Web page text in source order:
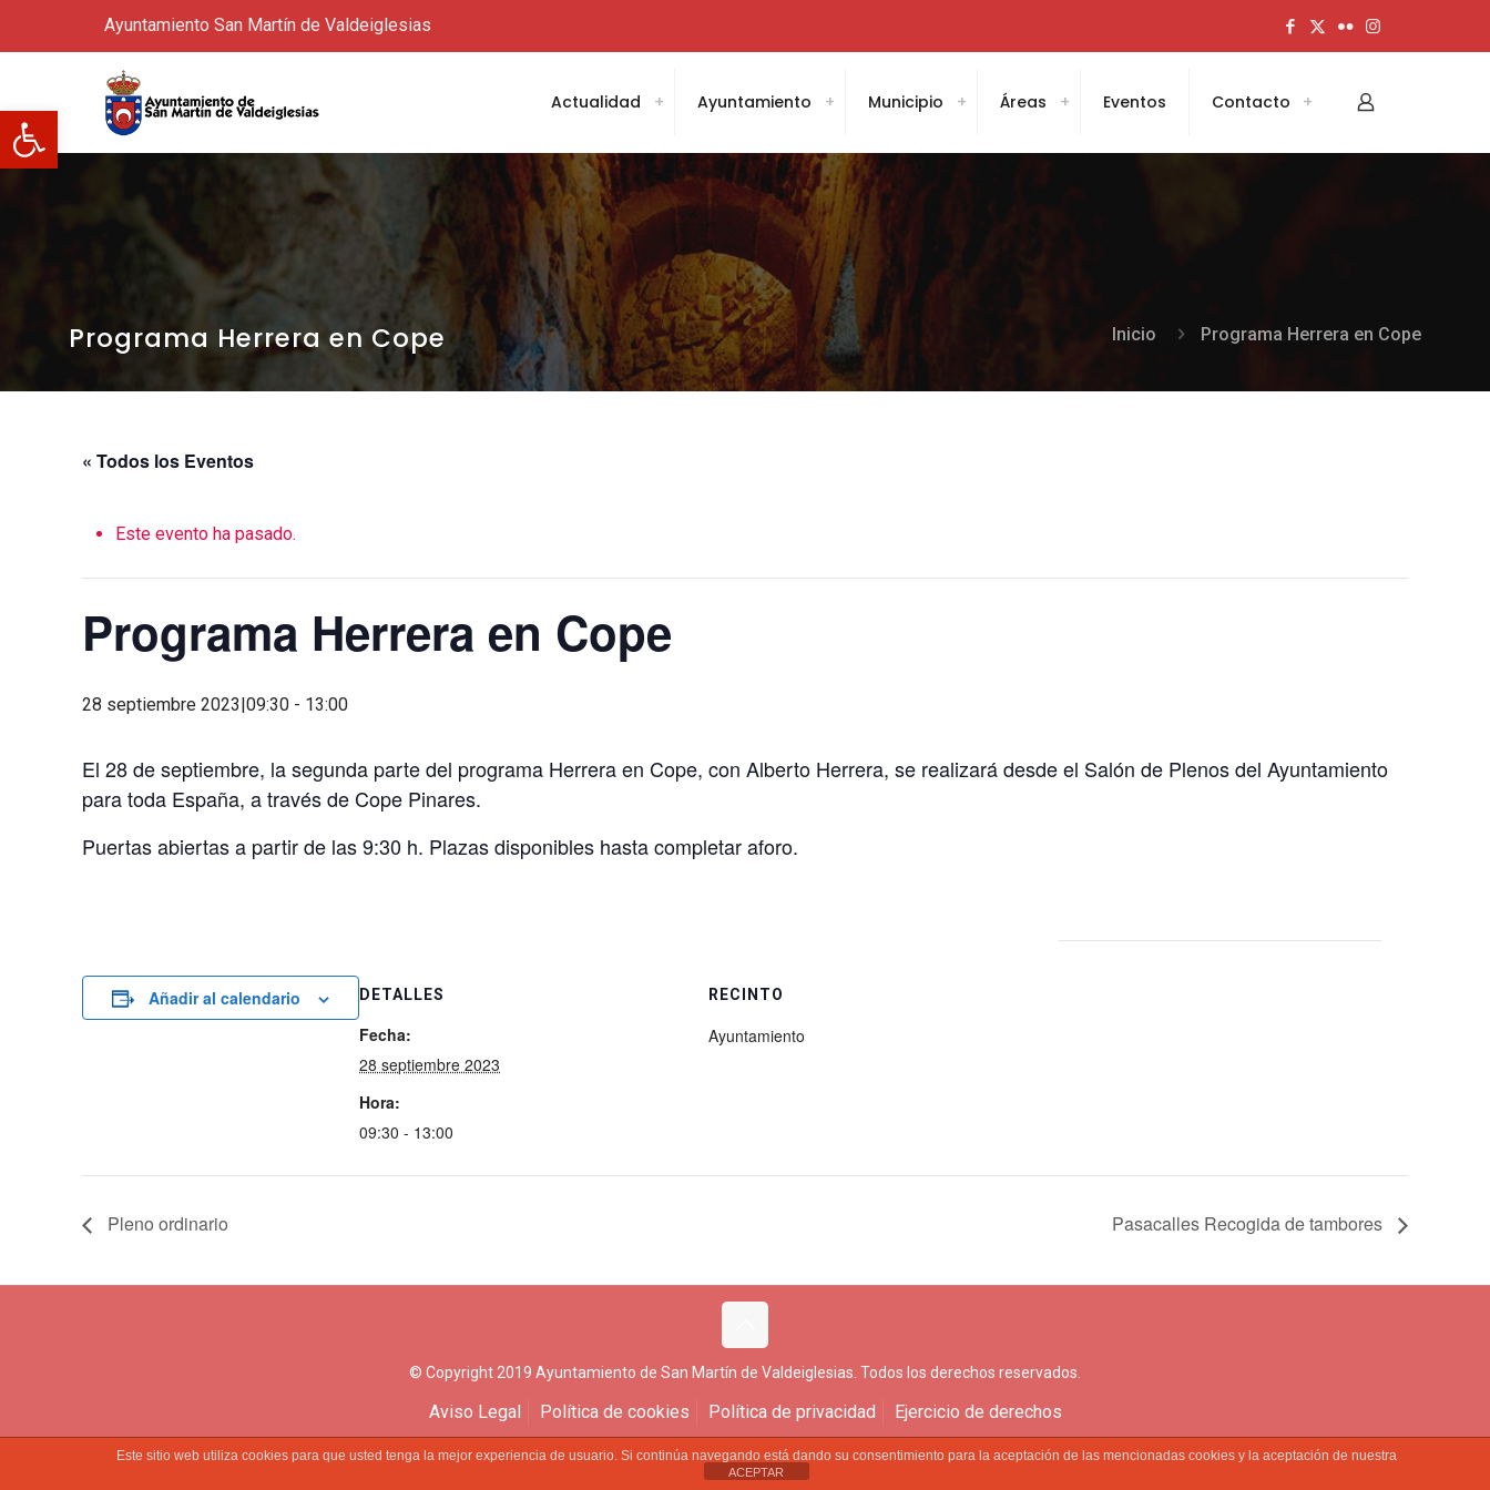
Abrir barra de herramientas
Ayuntamiento San Martín de Valdeiglesias
Actualidad Ayuntamiento Municipio Áreas Eventos Contacto
Programa Herrera en Cope Inicio Programa Herrera en Cope
« Todos los Eventos
Este evento ha pasado.
Programa Herrera en Cope
28 septiembre 2023|09:30 - 13:00
El 28 de septiembre, la segunda parte del programa Herrera en Cope, con Alberto Herrera, se realizará desde el Salón de Plenos del Ayuntamiento
para toda España, a través de Cope Pinares.
Puertas abiertas a partir de las 9:30 h. Plazas disponibles hasta completar aforo.
Añadir al calendario DETALLES
Fecha:
28 septiembre 2023
Hora:
09:30 - 13:00
RECINTO
Ayuntamiento
Pleno ordinario Pasacalles Recogida de tambores
© Copyright 2019 Ayuntamiento de San Martín de Valdeiglesias. Todos los derechos reservados.
Aviso Legal Política de cookies Política de privacidad Ejercicio de derechos
Este sitio web utiliza cookies para que usted tenga la mejor experiencia de usuario. Si continúa navegando está dando su consentimiento para la aceptación de las mencionadas cookies y la aceptación de nuestra
ACEPTAR